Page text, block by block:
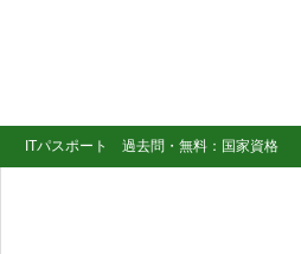
ITパスポート 過去問・無料：国家資格